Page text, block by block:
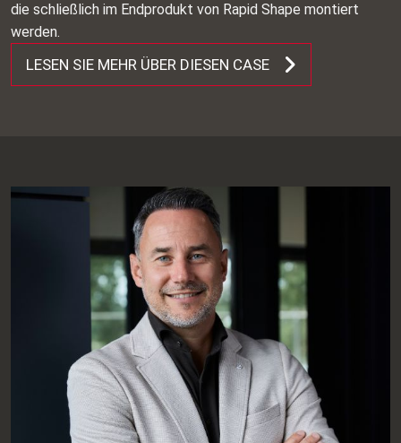
die schließlich im Endprodukt von Rapid Shape montiert
werden.
LESEN SIE MEHR ÜBER DIESEN CASE